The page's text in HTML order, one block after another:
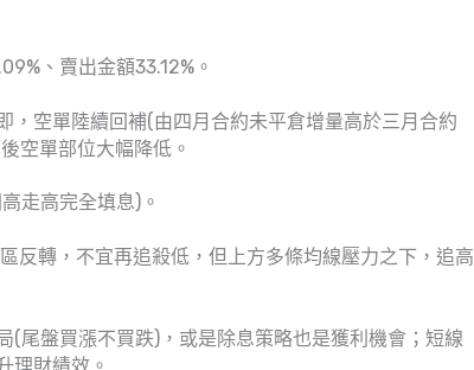
、賣出金額33.12%。
，空單陸續回補(由四月合約未平倉增量高於三月合約
空單部位大幅降低。
走高完全填息)。
反轉，不宜再追殺低，但上方多條均線壓力之下，追高
(尾盤買漲不買跌)，或是除息策略也是獲利機會；短線